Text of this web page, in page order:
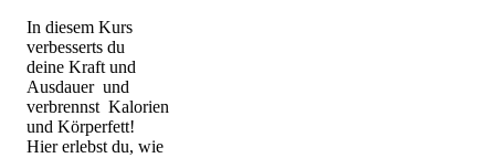
In diesem Kurs
verbesserts du
deine Kraft und
Ausdauer und
verbrennst Kalorien
und Körperfett!
Hier erlebst du, wie